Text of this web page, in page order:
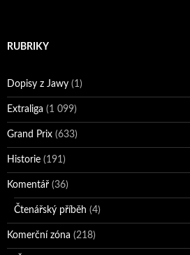
RUBRIKY
Dopisy z Jawy (1)
Extraliga (1 099)
Grand Prix (633)
Historie (191)
Komentář (36)
Čtenářský příběh (4)
Komerční zóna (218)